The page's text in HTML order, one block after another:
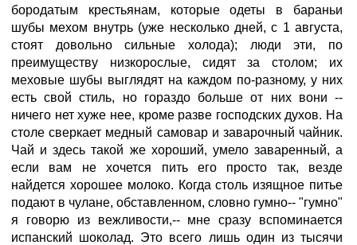
бородатым крестьянам, которые одеты в бараньи
шубы мехом внутрь (уже несколько дней, с 1 августа,
стоят довольно сильные холода); люди эти, по
преимуществу низкорослые, сидят за столом; их
меховые шубы выглядят на каждом по-разному, у них
есть свой стиль, но гораздо больше от них вони --
ничего нет хуже нее, кроме разве господских духов. На
столе сверкает медный самовар и заварочный чайник.
Чай и здесь такой же хороший, умело заваренный, а
если вам не хочется пить его просто так, везде
найдется хорошее молоко. Когда столь изящное питье
подают в чулане, обставленном, словно гумно-- "гумно"
я говорю из вежливости,-- мне сразу вспоминается
испанский шоколад. Это всего лишь один из тысячи